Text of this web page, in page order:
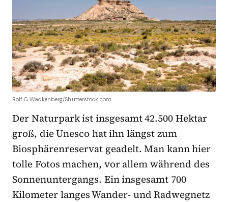
Rolf G Wackenberg/Shutterstock.com
Der Naturpark ist insgesamt 42.500 Hektar
groß, die Unesco hat ihn längst zum
Biosphärenreservat geadelt. Man kann hier
tolle Fotos machen, vor allem während des
Sonnenuntergangs. Ein insgesamt 700
Kilometer langes Wander- und Radwegnetz